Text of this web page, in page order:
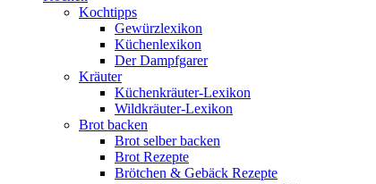
Kochtipps
Gewürzlexikon
Küchenlexikon
Der Dampfgarer
Kräuter
Küchenkräuter-Lexikon
Wildkräuter-Lexikon
Brot backen
Brot selber backen
Brot Rezepte
Brötchen & Gebäck Rezepte